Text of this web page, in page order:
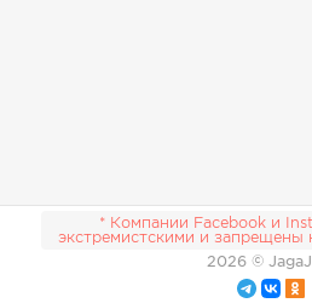
* Компании Facebook и
экстремистскими и запрещены
2026 ©